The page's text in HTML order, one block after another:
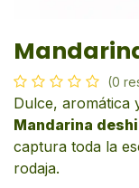
(0
Dulce, aromática
Mandarina
captura toda la
rodaja.